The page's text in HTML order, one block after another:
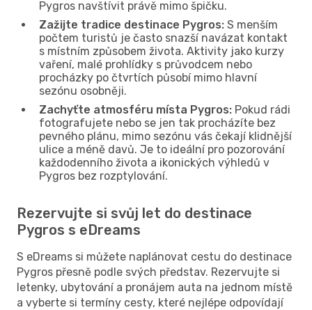
Pygros navštívit právě mimo špičku.
Zažijte tradice destinace Pygros: S menším
počtem turistů je často snazší navázat kontakt
s místním způsobem života. Aktivity jako kurzy
vaření, malé prohlídky s průvodcem nebo
procházky po čtvrtích působí mimo hlavní
sezónu osobněji.
Zachyťte atmosféru místa Pygros: Pokud rádi
fotografujete nebo se jen tak procházíte bez
pevného plánu, mimo sezónu vás čekají klidnější
ulice a méně davů. Je to ideální pro pozorování
každodenního života a ikonických výhledů v
Pygros bez rozptylování.
Rezervujte si svůj let do destinace
Pygros s eDreams
S eDreams si můžete naplánovat cestu do destinace
Pygros přesně podle svých představ. Rezervujte si
letenky, ubytování a pronájem auta na jednom místě
a vyberte si termíny cesty, které nejlépe odpovídají